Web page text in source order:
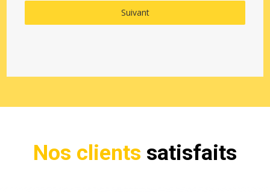
Suivant
Nos clients satisfaits